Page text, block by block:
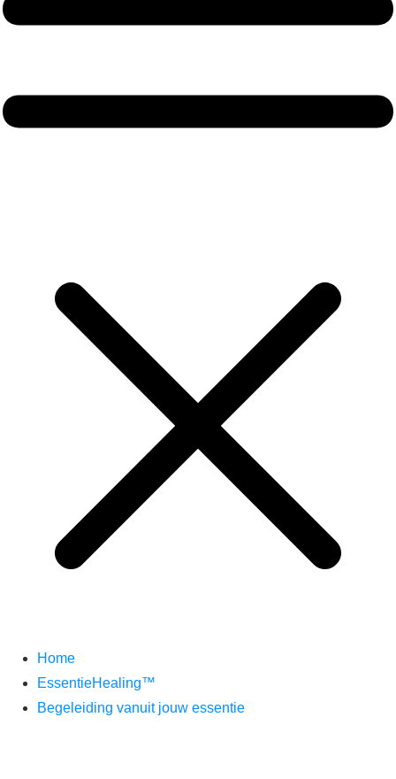
Home
EssentieHealing™
Begeleiding vanuit jouw essentie